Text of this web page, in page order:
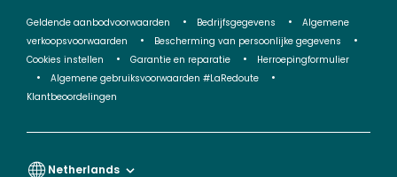
Geldende aanbodvoorwaarden Bedrijfsgegevens
Algemene
verkoopsvoorwaarden
Bescherming van persoonlijke gegevens
Cookies instellen
Garantie en reparatie
Herroepingformulier
Algemene gebruiksvoorwaarden #LaRedoute
Klantbeoordelingen
Netherlands